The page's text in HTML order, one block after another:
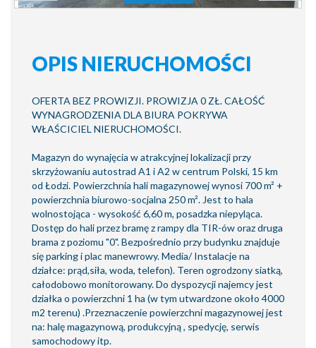
OPIS NIERUCHOMOŚCI
OFERTA BEZ PROWIZJI. PROWIZJA 0 ZŁ. CAŁOŚĆ
WYNAGRODZENIA DLA BIURA POKRYWA
WŁAŚCICIEL NIERUCHOMOŚCI.
Magazyn do wynajęcia w atrakcyjnej lokalizacji przy
skrzyżowaniu autostrad A1 i A2 w centrum Polski, 15 km
od Łodzi. Powierzchnia hali magazynowej wynosi 700 m² +
powierzchnia biurowo-socjalna 250 m². Jest to hala
wolnostojąca - wysokość 6,60 m, posadzka niepyląca.
Dostęp do hali przez bramę z rampy dla TIR-ów oraz druga
brama z poziomu "0". Bezpośrednio przy budynku znajduje
się parking i plac manewrowy. Media/ Instalacje na
działce: prąd,siła, woda, telefon). Teren ogrodzony siatką,
całodobowo monitorowany. Do dyspozycji najemcy jest
działka o powierzchni 1 ha (w tym utwardzone około 4000
m2 terenu) .Przeznaczenie powierzchni magazynowej jest
na: halę magazynową, produkcyjną , spedycję, serwis
samochodowy itp.